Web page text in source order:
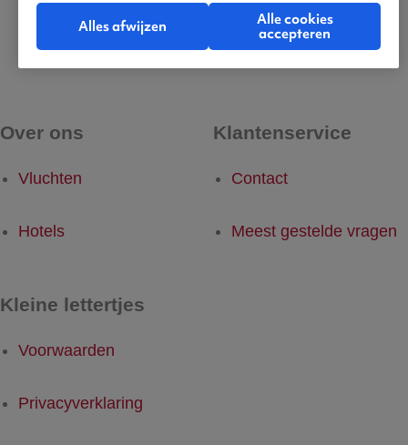
maar al te graag met de reis naar Ardabil! Ben
jij klaar om jouw tickets te zoeken en boeken?
Over ons
Vluchten
Hotels
Klantenservice
Contact
Meest gestelde vragen
Kleine lettertjes
Voorwaarden
Privacyverklaring
Alles afwijzen
Alle cookies
accepteren